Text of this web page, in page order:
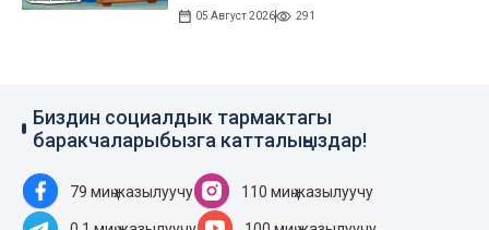
05 Август 2026 291
Биздин социалдык тармактагы
баракчаларыбызга катталыңыздар!
79 миң жазылуучу 110 миң жазылуучу